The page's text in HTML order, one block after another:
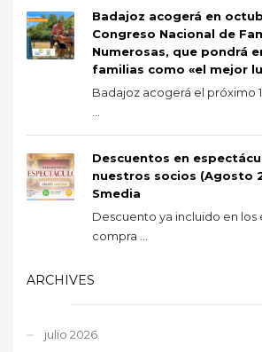
Badajoz acogerá en
Congreso Nacional de
Numerosas, que pondrá
familias como «el mejor
Badajoz acogerá el próximo
Descuentos en
nuestros socios (Agosto
Smedia
Descuento ya incluido en los
compra ...
ARCHIVES
julio 2026